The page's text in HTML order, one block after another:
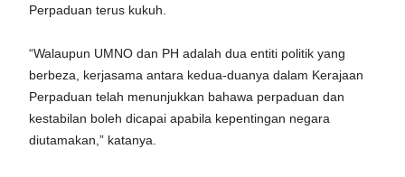
Perpaduan terus kukuh.
“Walaupun UMNO dan PH adalah dua entiti politik yang
berbeza, kerjasama antara kedua-duanya dalam Kerajaan
Perpaduan telah menunjukkan bahawa perpaduan dan
kestabilan boleh dicapai apabila kepentingan negara
diutamakan,” katanya.